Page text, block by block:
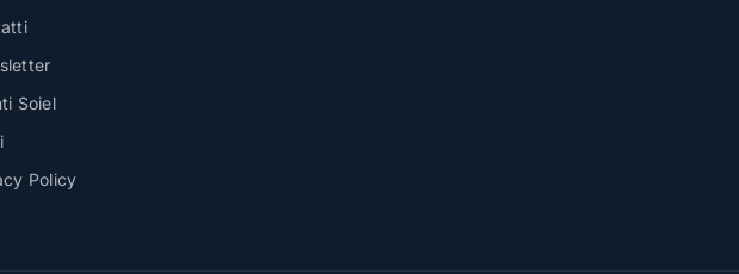
Soiel
Policy